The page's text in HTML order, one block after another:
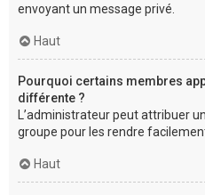
envoyant un message privé.
Haut
Pourquoi certains membres
différente ?
L’administrateur peut attribuer
groupe pour les rendre
Haut